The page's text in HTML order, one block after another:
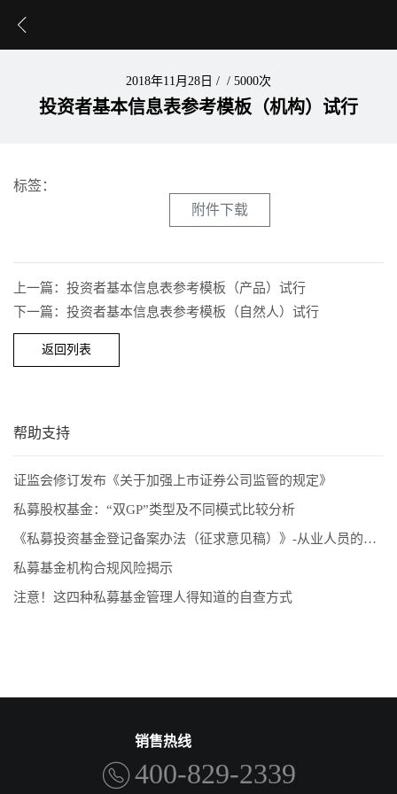
2018年11月28日 / / 5000次
投资者基本信息表参考模板（机构）试行
标签：
附件下载
上一篇：投资者基本信息表参考模板（产品）试行
下一篇：投资者基本信息表参考模板（自然人）试行
返回列表
帮助支持
证监会修订发布《关于加强上市证券公司监管的规定》
私募股权基金：“双GP”类型及不同模式比较分析
《私募投资基金登记备案办法（征求意见稿）》-从业人员的五项解读和新画像
私募基金机构合规风险揭示
注意！这四种私募基金管理人得知道的自查方式
销售热线
400-829-2339